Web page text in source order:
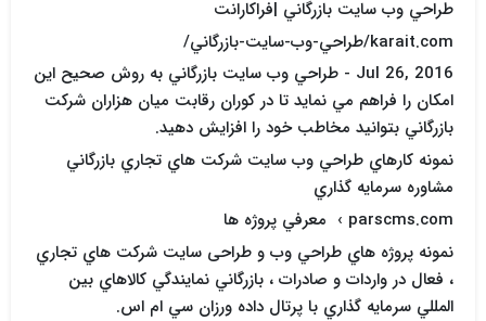
طراحي وب سايت بازرگاني |فراکارانت
karait.com/طراحي-وب-سايت-بازرگاني/
Jul 26, 2016 - طراحي وب سايت بازرگاني به روش صحيح اين
امکان را فراهم مي نمايد تا در کوران رقابت ميان هزاران شرکت
بازرگاني بتوانيد مخاطب خود را افزايش دهيد.
نمونه کارهاي طراحي وب سايت شرکت هاي تجاري بازرگاني
مشاوره سرمايه گذاري
parscms.com › ‏ معرفي پروژه ها‏
نمونه پروژه هاي طراحي وب و طراحی سایت شرکت هاي تجاري
، فعال در واردات و صادرات ، بازرگاني نمايندگي کالاهاي بين
المللي سرمايه گذاري با پرتال داده ورزان سي ام اس.